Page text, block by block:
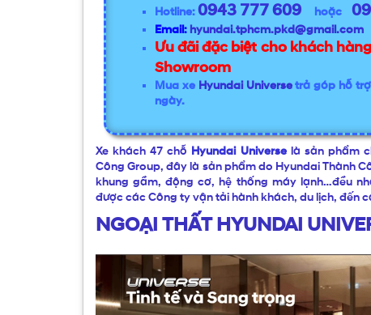
Hotline:0943 777 609 hoặc
Email: hyundai.tphcm.pkd@gmail.com
Ưu đãi đặc biệt cho khách
Showroom
Mua xe Hyundai Universetrả góp hỗ trợ
ngày.
Xe khách 47 chỗ Hyundai Universelà sản phẩm
Công Group, đây là sản phẩm do Hyundai Thành
khung gầm, động cơ, hệ thống máy lạnh…đều
được các Công ty vận tải hành khách, du lịch, đến
NGOẠI THẤT HYUNDAI